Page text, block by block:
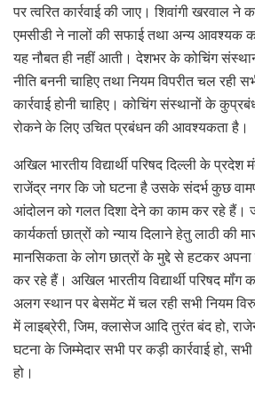
पर त्वरित कार्रवाई की जाए। शिवांगी खरवाल ने
एमसीडी ने नालों की सफाई तथा अन्य आवश्यक
यह नौबत ही नहीं आती। देशभर के कोचिंग
नीति बननी चाहिए तथा नियम विपरीत चल रही
कार्रवाई होनी चाहिए। कोचिंग संस्थानों के
रोकने के लिए उचित प्रबंधन की आवश्यकता है।
अखिल भारतीय विद्यार्थी परिषद दिल्ली के प्रदेश
राजेंद्र नगर कि जो घटना है उसके संदर्भ कुछ
आंदोलन को गलत दिशा देने का काम कर रहे हैं।
कार्यकर्ता छात्रों को न्याय दिलाने हेतु लाठी की
मानसिकता के‌ लोग छात्रों के मुद्दे से हटकर
कर रहे हैं। अखिल भारतीय विद्यार्थी परिषद
अलग स्थान पर बेसमेंट में चल रही सभी नियम
में लाइब्रेरी, जिम, क्लासेज आदि तुरंत बंद हो,
घटना के जिम्मेदार सभी पर कड़ी कार्रवाई हो,
हो।